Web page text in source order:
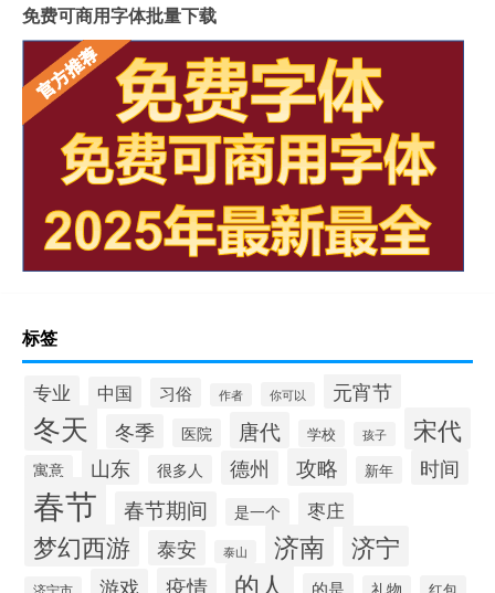
免费可商用字体批量下载
标签
专业 中国 习俗 作者 你可以 元宵节
冬天 冬季 医院 唐代 学校 孩子 宋代
寓意 山东 很多人 德州 攻略 新年 时间
春节 春节期间 是一个 枣庄
梦幻西游 泰安 泰山 济南 济宁
游戏 疫情 的人 的是